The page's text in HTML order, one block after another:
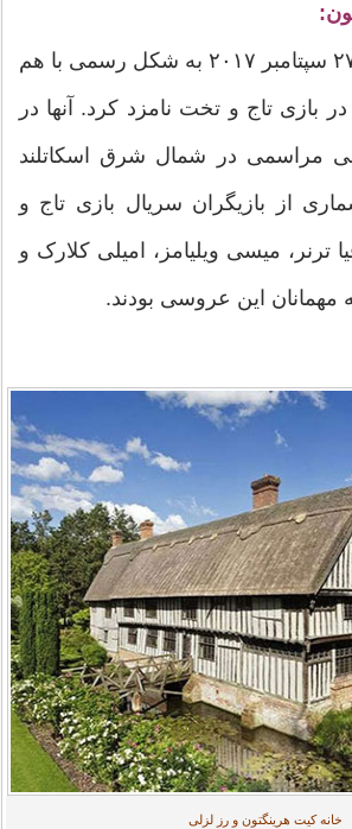
کیت هرینگتون در ۲۷ سپتامبر ۲۰۱۷ به شکل رسمی با هم
بازی تاج و تخت نامزد کرد. آنها در
ژوئن ۲۰۱۸ طی مراسمی در شمال شرق اسکاتلند
از بازیگران سریال بازی تاج و
ترنر، میسی ویلیامز، امیلی کلارک و
مهمانان این عروسی بودند.
خانه کیت هرینگتون و رز لزلی